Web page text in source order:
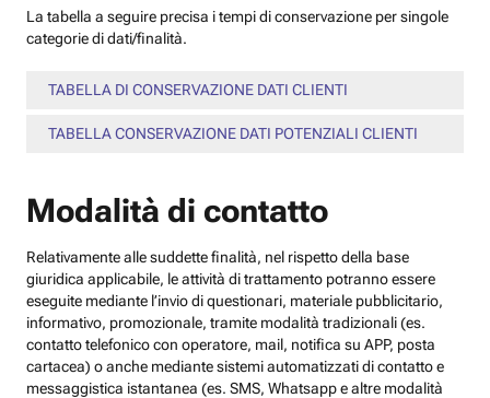
La tabella a seguire precisa i tempi di conservazione per singole
categorie di dati/finalità.
TABELLA DI CONSERVAZIONE DATI CLIENTI
TABELLA CONSERVAZIONE DATI POTENZIALI CLIENTI
Modalità di contatto
Relativamente alle suddette finalità, nel rispetto della base
giuridica applicabile, le attività di trattamento potranno essere
eseguite mediante l’invio di questionari, materiale pubblicitario,
informativo, promozionale, tramite modalità tradizionali (es.
contatto telefonico con operatore, mail, notifica su APP, posta
cartacea) o anche mediante sistemi automatizzati di contatto e
messaggistica istantanea (es. SMS, Whatsapp e altre modalità